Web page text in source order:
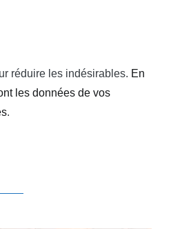
réduire les indésirables. En
les données de vos
.